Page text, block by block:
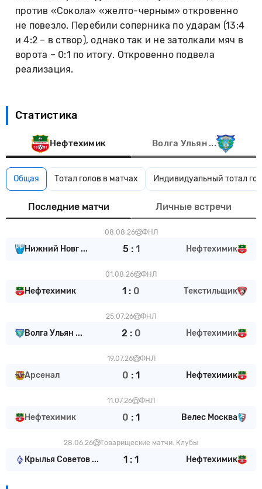
против «Сокола» «желто-черным» откровенно
не повезло. Перебили соперника по ударам (13:4
и 4:2 – в створ), однако так и не затолкали мяч в
ворота – 0:1 по итогу. Откровенно подвела
реализация.
Статистика
Нефтехимик Волга Ульян ...
Общая Тотал голов в матчах Индивидуальный тотал
Последние матчи Личные встречи
08.08.26 ФНЛ
Нижний Новг ... 5: 1 Нефтехимик
01.08.26 ФНЛ
Нефтехимик 1 : 0 Текстильщик
25.07.26 ФНЛ
Волга Ульян ... 2 : 0 Нефтехимик
19.07.26 ФНЛ
Арсенал 0 : 1 Нефтехимик
11.07.26 ФНЛ
Нефтехимик 0 : 1 Велес Москва
28.06.26 Товарищеские матчи. Клубы
Крылья Советов ... 1 : 1 Нефтехимик